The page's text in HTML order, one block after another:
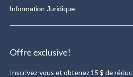
Information Juridique
Offre exclusive!
Inscrivez-vous et obtenez 15 $ de